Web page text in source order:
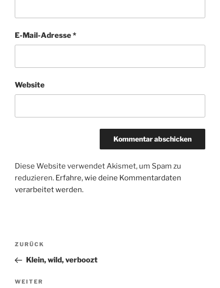
E-Mail-Adresse*
Website
Diese Website verwendet Akismet, um Spam zu
reduzieren. Erfahre, wie deine Kommentardaten
verarbeitet werden.
Beitragsnavigation
Vorheriger
Beitrag
ZURÜCK
Klein, wild, verboozt
Nächster
WEITER